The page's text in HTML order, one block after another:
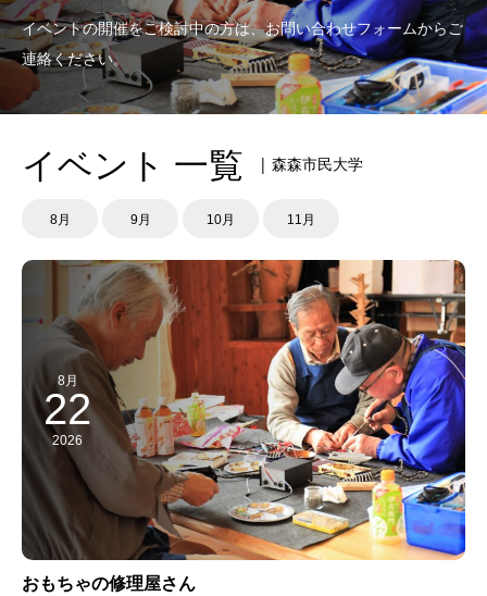
イベントの開催をご検討中の方は、お問い合わせフォームからご
連絡ください。
イベント 一覧 | 森森市民大学
8月 9月 10月 11月
8月
22
2026
おもちゃの修理屋さん